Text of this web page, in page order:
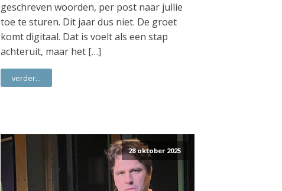
geschreven woorden, per post naar jullie
toe te sturen. Dit jaar dus niet. De groet
komt digitaal. Dat is voelt als een stap
achteruit, maar het […]
verder...
28 oktober 2025